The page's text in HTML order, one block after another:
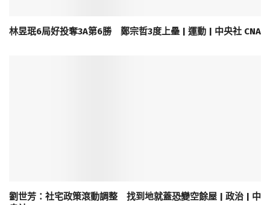
林昱珉6局好投奪3A第6勝 鄭宗哲3度上壘 | 運動 | 中央社 CNA
劉世芳：社宅政策滾動調整 找到地就蓋恐變空餘屋 | 政治 | 中